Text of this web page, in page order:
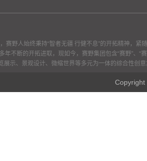
赛野人始终秉持“智者无疆 行健不息”的开拓精神，紧
年不断的开拓进取，现如今，赛野集团包含“赛野”、“
展示、景观设计、微缩世界等多元为一体的综合性创